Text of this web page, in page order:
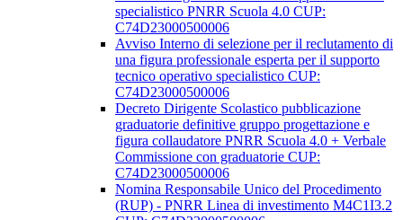
specialistico PNRR Scuola 4.0 CUP:
C74D23000500006
Avviso Interno di selezione per il reclutamento di
una figura professionale esperta per il supporto
tecnico operativo specialistico CUP:
C74D23000500006
Decreto Dirigente Scolastico pubblicazione
graduatorie definitive gruppo progettazione e
figura collaudatore PNRR Scuola 4.0 + Verbale
Commissione con graduatorie CUP:
C74D23000500006
Nomina Responsabile Unico del Procedimento
(RUP) - PNRR Linea di investimento M4C1I3.2